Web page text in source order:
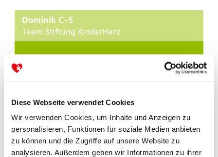
Diese Webseite verwendet Cookies
Wir verwenden Cookies, um Inhalte und Anzeigen zu
personalisieren, Funktionen für soziale Medien anbieten
zu können und die Zugriffe auf unsere Website zu
analysieren. Außerdem geben wir Informationen zu ihrer
Dominik C-S
Team Stiftung KinderHerz
ANSEHEN